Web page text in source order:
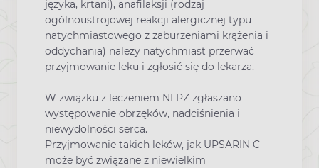
języka, krtani), anafilaksji (rodzaj
ogólnoustrojowej reakcji alergicznej typu
natychmiastowego z zaburzeniami krążenia i
oddychania) należy natychmiast przerwać
przyjmowanie leku i zgłosić się do lekarza.
W związku z leczeniem NLPZ zgłaszano
występowanie obrzęków, nadciśnienia i
niewydolności serca.
Przyjmowanie takich leków, jak UPSARIN C
może być związane z niewielkim